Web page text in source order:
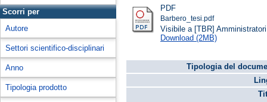
Scorri per
Autore
Settori scientifico-disciplinari
Anno
Tipologia prodotto
PDF
Barbero_tesi.pdf
Visibile a [TBR]
Download (2MB)
Tipologia del